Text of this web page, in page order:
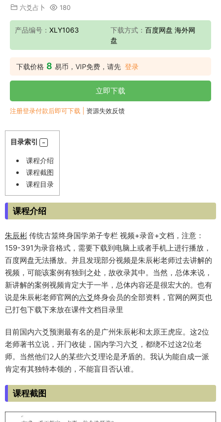
六爻占卜 180
产品编号： XLY1063 下载方式： 百度网盘 海外网
盘
下载价格 8 易币，VIP免费，请先 登录
立即下载
注册登录付款后即可下载 | 资源失效反馈
目录索引
课程介绍
课程截图
课程目录
课程介绍
朱辰彬 传统古筮终身国学弟子专栏 视频+录音+文档，注意：
159-391为录音格式，需要下载到电脑上或者手机上进行播放，
百度网盘无法播放。并且发现部分视频是朱辰彬老师过去讲解的
视频，可能该案例有独到之处，故收录其中。当然，总体来说，
新讲解的案例视频肯定大于一半，总体内容还是很宏大的。也有
说是朱辰彬老师官网的六爻终身会员的全部资料，官网的网页也
已打包下载下来放在课件文档目录里
目前国内六爻预测最有名的是广州朱辰彬和太原王虎应。这2位
老师著书立说，开门收徒，国内学习六爻，都绕不过这2位老
师。当然他们2人的某些六爻理论是矛盾的。我认为能自成一派
肯定有其独特本领的，不能盲目否认谁。
课程截图